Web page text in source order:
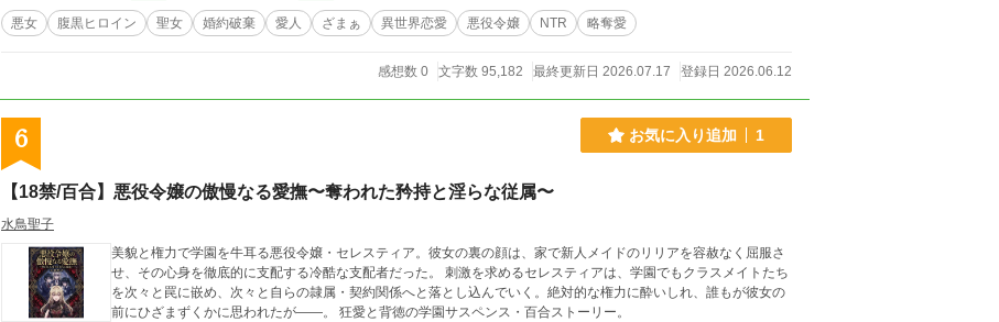
悪女 腹黒ヒロイン 聖女 婚約破棄 愛人 ざまぁ 異世界恋愛 悪役令嬢 NTR 略奪愛
感想数 0 文字数 95,182 最終更新日 2026.07.17 登録日 2026.06.12
6 お気に入り追加 1
【18禁/百合】悪役令嬢の傲慢なる愛撫〜奪われた矜持と淫らな従属〜
水鳥聖子
美貌と権力で学園を牛耳る悪役令嬢・セレスティア。彼女の裏の顔は、家で新人メイドのリリアを容赦なく屈服さ
せ、その心身を徹底的に支配する冷酷な支配者だった。 刺激を求めるセレスティアは、学園でもクラスメイトたち
を次々と罠に嵌め、次々と自らの隷属・契約関係へと落とし込んでいく。絶対的な権力に酔いしれ、誰もが彼女の
前にひざまずくかに思われたが――。 狂愛と背徳の学園サスペンス・百合ストーリー。